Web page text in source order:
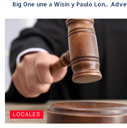
Big One une a Wisin y Paulo Londra en “Flashbacks”: un crossover latino explosivo y único que revive el reggaetón de raíz
LOCALES